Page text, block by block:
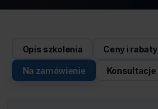
Opis szkolenia Ceny i rabaty
Na zamówienie Konsultacje